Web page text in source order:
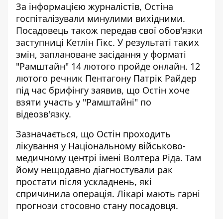
За інформацією журналістів, Остіна
госпіталізували минулими вихідними.
Посадовець також передав свої обов'язки
заступниці Кетлін Гікс. У результаті таких
змін, заплановане засідання у форматі
"Рамштайн" 14 лютого пройде онлайн. 12
лютого речник Пентагону Патрік Райдер
під час брифінгу заявив, що Остін хоче
взяти участь у "Рамштайні" по
відеозв'язку.
Зазначається, що Остін проходить
лікування у Національному військово-
медичному центрі імені Волтера Ріда. Там
йому нещодавно діагностували рак
простати після ускладнень, які
спричинила операція. Лікарі мають гарні
прогнози стосовно стану посадовця.